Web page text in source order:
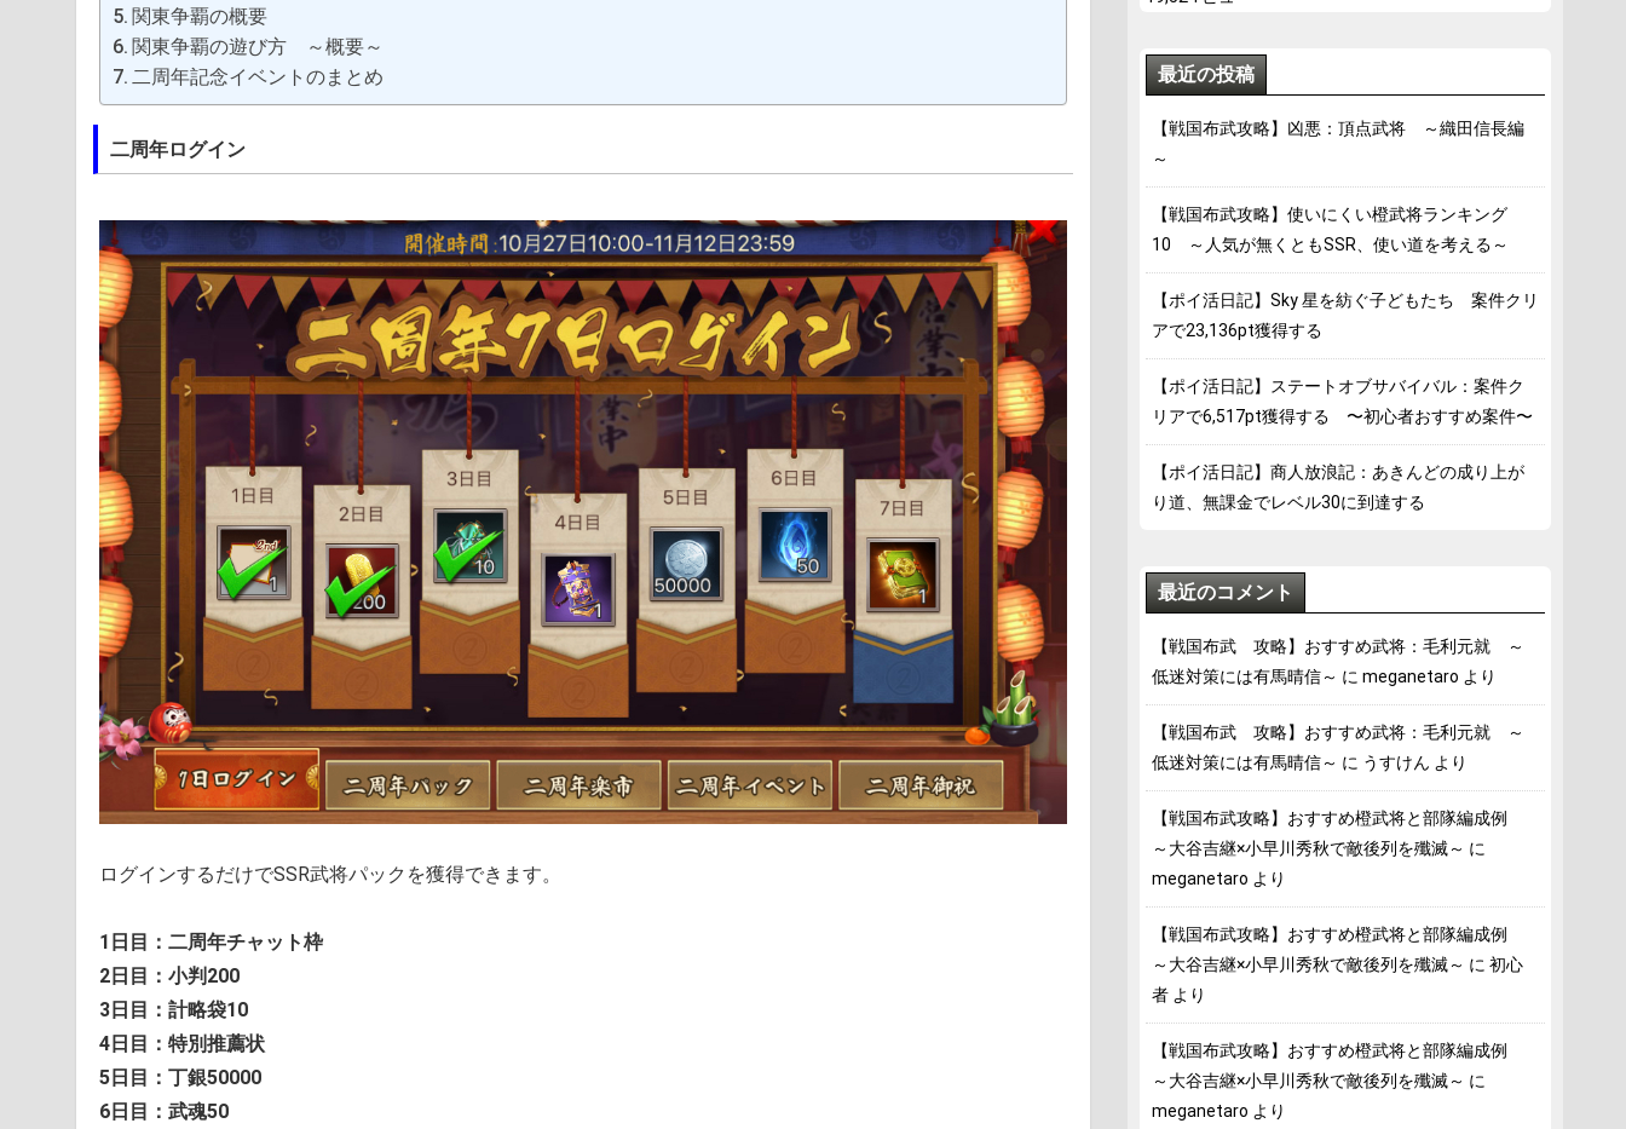
関東争覇の概要
関東争覇の遊び方 ～概要～
二周年記念イベントのまとめ
二周年ログイン
ログインするだけでSSR武将パックを獲得できます。
1日目：二周年チャット枠
2日目：小判200
3日目：計略袋10
4日目：特別推薦状
5日目：丁銀50000
6日目：武魂50
最近の投稿
【戦国布武攻略】凶悪：頂点武将 ～織田信長編
～
【戦国布武攻略】使いにくい橙武将ランキング
10 ～人気が無くともSSR、使い道を考える～
【ポイ活日記】Sky 星を紡ぐ子どもたち 案件クリ
アで23,136pt獲得する
【ポイ活日記】ステートオブサバイバル：案件ク
リアで6,517pt獲得する 〜初心者おすすめ案件〜
【ポイ活日記】商人放浪記：あきんどの成り上が
り道、無課金でレベル30に到達する
最近のコメント
【戦国布武 攻略】おすすめ武将：毛利元就 ～
低迷対策には有馬晴信～ に meganetaro より
【戦国布武 攻略】おすすめ武将：毛利元就 ～
低迷対策には有馬晴信～ に うすけん より
【戦国布武攻略】おすすめ橙武将と部隊編成例
～大谷吉継×小早川秀秋で敵後列を殲滅～ に
meganetaro より
【戦国布武攻略】おすすめ橙武将と部隊編成例
～大谷吉継×小早川秀秋で敵後列を殲滅～ に 初心
者 より
【戦国布武攻略】おすすめ橙武将と部隊編成例
～大谷吉継×小早川秀秋で敵後列を殲滅～ に
meganetaro より